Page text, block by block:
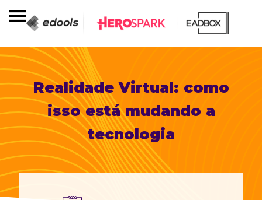
Realidade Virtual: como
isso está mudando a
tecnologia